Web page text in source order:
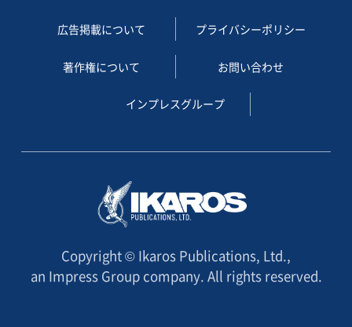
広告掲載について プライバシーポリシー
著作権について お問い合わせ
インプレスグループ
Copyright © Ikaros Publications, Ltd.,
an Impress Group company. All rights reserved.